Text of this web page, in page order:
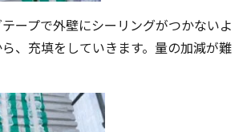
ープで外壁にシーリングがつかないよ
、充填をしていきます。量の加減が難